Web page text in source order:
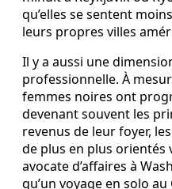
qu’elles se sentent
leurs propres villes
Il y a aussi une
professionnelle. À
femmes noires ont
devenant souvent les
revenus de leur foyer,
de plus en plus orientés
avocate d’affaires à
qu’un voyage en solo